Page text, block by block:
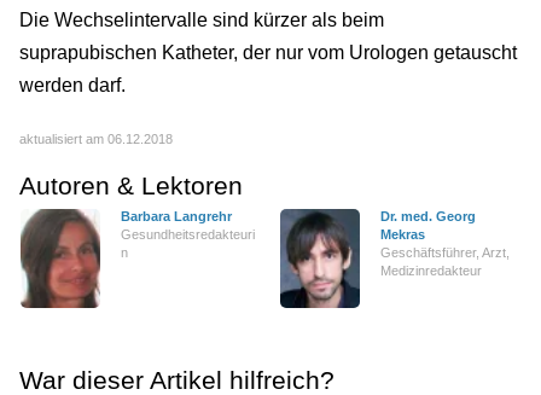
Die Wechselintervalle sind kürzer als beim
suprapubischen Katheter, der nur vom Urologen getauscht
werden darf.
aktualisiert am 06.12.2018
Autoren & Lektoren
Barbara Langrehr
Gesundheitsredakteuri
n
Dr. med. Georg
Mekras
Geschäftsführer, Arzt,
Medizinredakteur
War dieser Artikel hilfreich?